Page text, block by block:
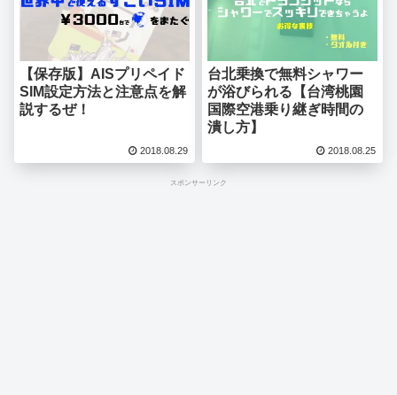
【保存版】AISプリペイド
SIM設定方法と注意点を解
説するぜ！
2018.08.29
台北乗換で無料シャワー
が浴びられる【台湾桃園
国際空港乗り継ぎ時間の
潰し方】
2018.08.25
スポンサーリンク